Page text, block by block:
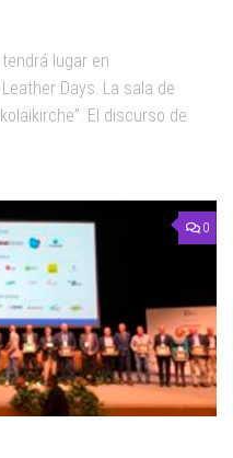
lugar en
Days. La sala de
El discurso de
0